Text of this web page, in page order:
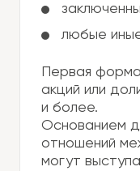
любые
Первая
акций или
и более.
Основанием
отношений
могут